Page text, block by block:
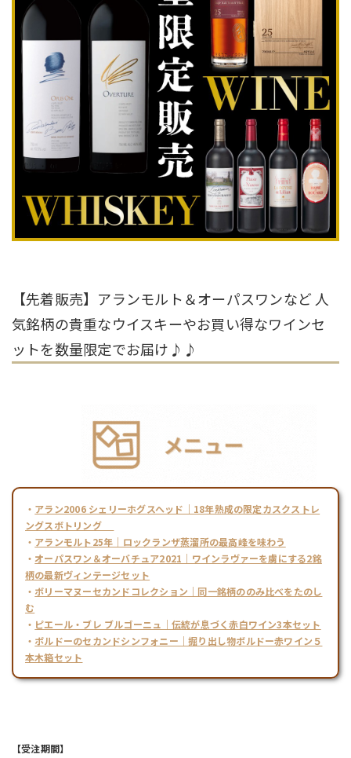
【先着販売】アランモルト＆オーパスワンなど 人
気銘柄の貴重なウイスキーやお買い得なワインセ
ットを数量限定でお届け♪♪
・ アラン2006 シェリーホグスヘッド｜18年熟成の限定カスクストレ
ングスボトリング
・ アランモルト25年｜ロックランザ蒸溜所の最高峰を味わう
・オーパスワン＆オーバチュア2021｜ワインラヴァーを虜にする2銘
柄の最新ヴィンテージセット
・ ボリーマヌーセカンドコレクション｜同一銘柄ののみ比べをたのし
む
・ ピエール・ブレ ブルゴーニュ｜伝統が息づく赤白ワイン3本セット
・ ボルドーのセカンドシンフォニー｜掘り出し物ボルドー赤ワイン５
本木箱セット
【受注期間】